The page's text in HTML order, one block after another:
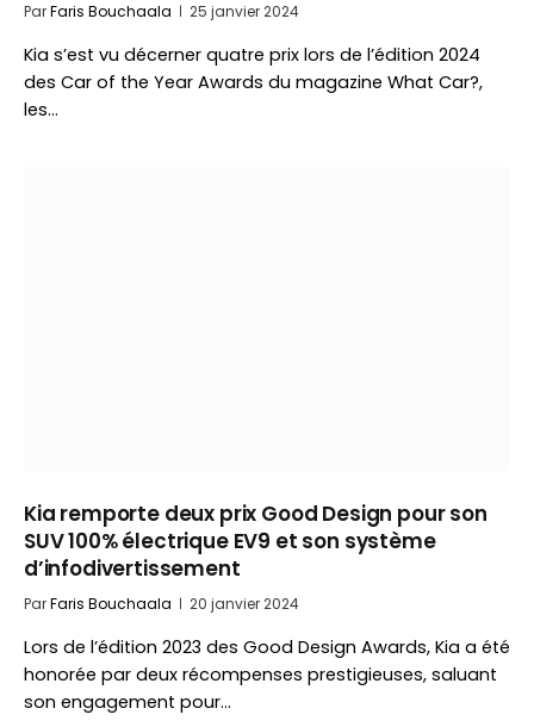
ParFaris Bouchaala 25 janvier 2024
Kia s’est vu décerner quatre prix lors de l’édition 2024
des Car of the Year Awards du magazine What Car?,
les…
Kia remporte deux prix Good Design pour son
SUV 100% électrique EV9 et son système
d’infodivertissement
ParFaris Bouchaala 20 janvier 2024
Lors de l’édition 2023 des Good Design Awards, Kia a été
honorée par deux récompenses prestigieuses, saluant
son engagement pour…